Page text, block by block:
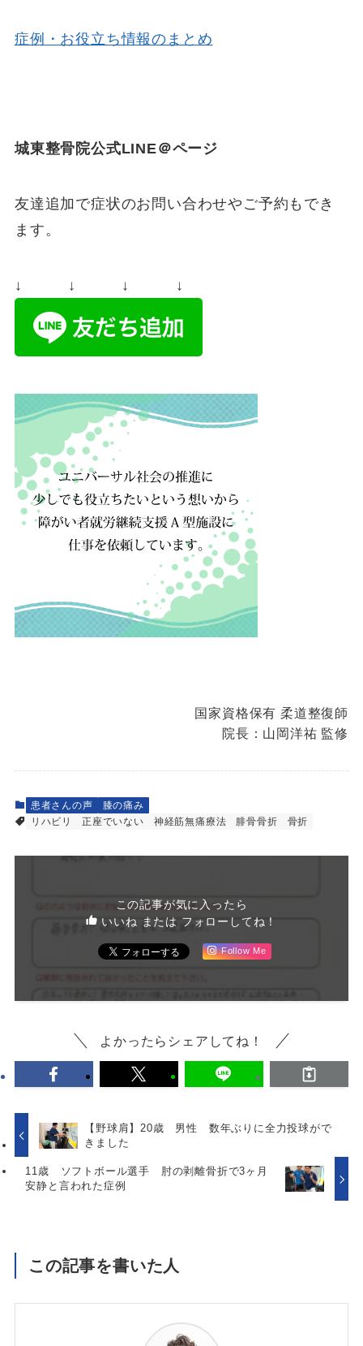
症例・お役立ち情報のまとめ
城東整骨院公式LINE＠ページ
友達追加で症状のお問い合わせやご予約もでき
ます。
↓ ↓ ↓ ↓
国家資格保有 柔道整復師
院長：山岡洋祐 監修
患者さんの声
膝の痛み
リハビリ
正座でいない 神経筋無痛療法 腓骨骨折 骨折
この記事が気に入ったら
いいね または フォローしてね！
Follow Me
よかったらシェアしてね！
【野球肩】20歳 男性 数年ぶりに全力投球がで
きました
11歳 ソフトボール選手 肘の剥離骨折で3ヶ月
安静と言われた症例
この記事を書いた人